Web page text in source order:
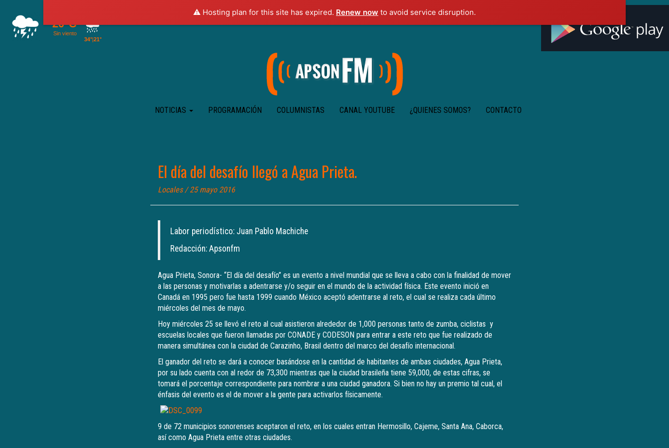
⚠️ Hosting plan for this site has expired. Renew now to avoid service disruption.
NOTICIAS PROGRAMACIÓN COLUMNISTAS CANAL YOUTUBE ¿QUIENES SOMOS? CONTACTO
El día del desafío llegó a Agua Prieta.
Locales/ 25 mayo 2016
Labor periodístico: Juan Pablo Machiche
Redacción: Apsonfm
Agua Prieta, Sonora- “El día del desafío” es un evento a nivel mundial que se lleva a cabo con la finalidad de mover
a las personas y motivarlas a adentrarse y/o seguir en el mundo de la actividad física. Este evento inició en
Canadá en 1995 pero fue hasta 1999 cuando México aceptó adentrarse al reto, el cual se realiza cada último
miércoles del mes de mayo.
Hoy miércoles 25 se llevó el reto al cual asistieron alrededor de 1,000 personas tanto de zumba, ciclistas y
escuelas locales que fueron llamadas por CONADE y CODESON para entrar a este reto que fue realizado de
manera simultánea con la ciudad de Carazinho, Brasil dentro del marco del desafío internacional.
El ganador del reto se dará a conocer basándose en la cantidad de habitantes de ambas ciudades, Agua Prieta,
por su lado cuenta con al redor de 73,300 mientras que la ciudad brasileña tiene 59,000, de estas cifras, se
tomará el porcentaje correspondiente para nombrar a una ciudad ganadora. Si bien no hay un premio tal cual, el
énfasis del evento es el de mover a la gente para activarlos físicamente.
9 de 72 municipios sonorenses aceptaron el reto, en los cuales entran Hermosillo, Cajeme, Santa Ana, Caborca,
así como Agua Prieta entre otras ciudades.